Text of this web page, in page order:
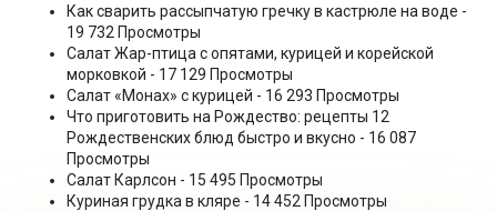
Как сварить рассыпчатую гречку в кастрюле на воде -
19 732 Просмотры
Салат Жар-птица с опятами, курицей и корейской
морковкой - 17 129 Просмотры
Салат «Монах» с курицей - 16 293 Просмотры
Что приготовить на Рождество: рецепты 12
Рождественских блюд быстро и вкусно - 16 087
Просмотры
Салат Карлсон - 15 495 Просмотры
Куриная грудка в кляре - 14 452 Просмотры